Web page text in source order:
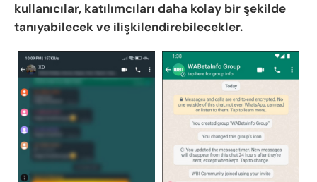
kullanıcılar, katılımcıları daha kolay bir şekilde
tanıyabilecek ve ilişkilendirebilecekler.